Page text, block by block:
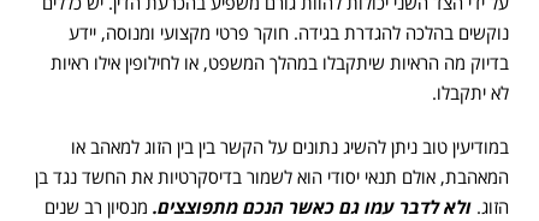
נוקשים בהלכה להגדרת בגידה. חוקר פרטי מקצועי ומנוסה, יידע
בדיוק מה הראיות שיתקבלו במהלך המשפט, או לחילופין אילו ראיות
לא יתקבלו.
במודיעין טוב ניתן להשיג נתונים על הקשר בין בין הזוג למאהב או
המאהבת, אולם תנאי יסודי הוא לשמור בדיסקרטיות את החשד נגד בן
הזוג. ולא לדבר עמו גם כאשר הנכם מתפוצצים. מנסיון רב שנים